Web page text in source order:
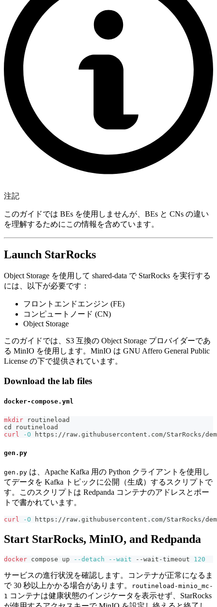
注記
このガイドでは BEs を使用しませんが、BEs と CNs の違い
を理解するためにこの情報を含めています。
Launch StarRocks
Object Storage を使用して shared-data で StarRocks を実行する
には、以下が必要です：
フロントエンドエンジン (FE)
コンピュートノード (CN)
Object Storage
このガイドでは、S3 互換の Object Storage プロバイダーであ
る MinIO を使用します。MinIO は GNU Affero General Public
License の下で提供されています。
Download the lab files
docker-compose.yml
mkdir routineload
cd
routineload
curl
-O https://raw.githubusercontent.com/StarRocks/
gen.py
gen.py は、Apache Kafka 用の Python クライアントを使用し
てデータを Kafka トピックに公開（生成）するスクリプトで
す。このスクリプトは Redpanda コンテナのアドレスとポー
トで書かれています。
curl -O https://raw.githubusercontent.com/StarRocks/
Start StarRocks, MinIO, and Redpanda
docker compose up --detach --wait --wait-timeout 120
サービスの進行状況を確認します。コンテナが正常になるま
で 30 秒以上かかる場合があります。
routineload-minio_mc-
1 コンテナは健康状態のインジケータを表示せず、StarRocks